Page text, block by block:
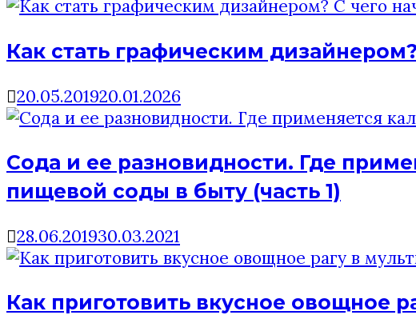
Как стать графическим
20.05.201920.01.2026
Сода и ее разновидности. Где
пищевой соды в быту (часть 1)
28.06.201930.03.2021
Как приготовить вкусное овощное